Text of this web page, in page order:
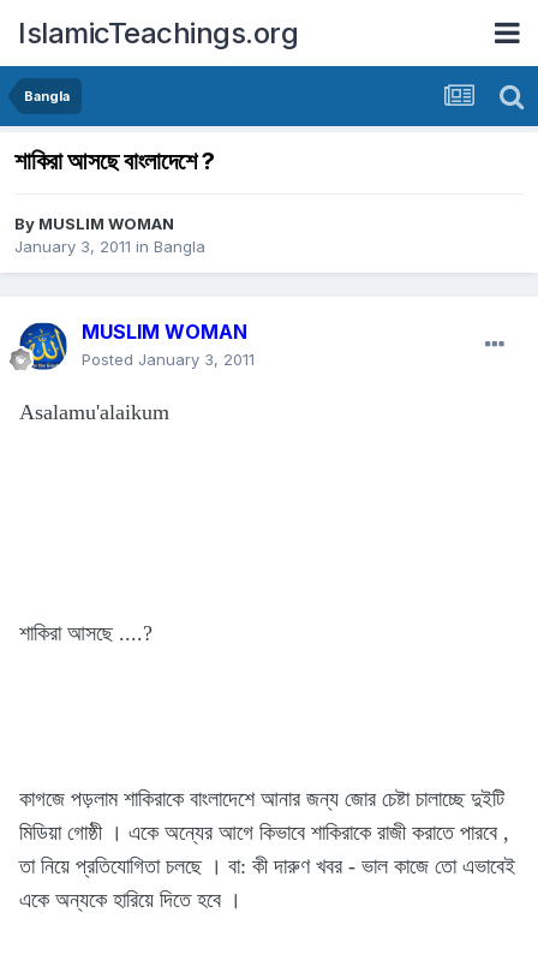
IslamicTeachings.org
Bangla
শাকিরা আসছে বাংলাদেশে ?
By MUSLIM WOMAN
January 3, 2011 in Bangla
MUSLIM WOMAN
Posted January 3, 2011
Asalamu'alaikum
শাকিরা আসছে ....?
কাগজে পড়লাম শাকিরাকে বাংলাদেশে আনার জন্য জোর চেষ্টা চালাচ্ছে দুইটি
মিডিয়া গোষ্ঠী । একে অন্যের আগে কিভাবে শাকিরাকে রাজী করাতে পারবে ,
তা নিয়ে প্রতিযোগিতা চলছে । বা: কী দারুণ খবর - ভাল কাজে তো এভাবেই
একে অন্যকে হারিয়ে দিতে হবে ।